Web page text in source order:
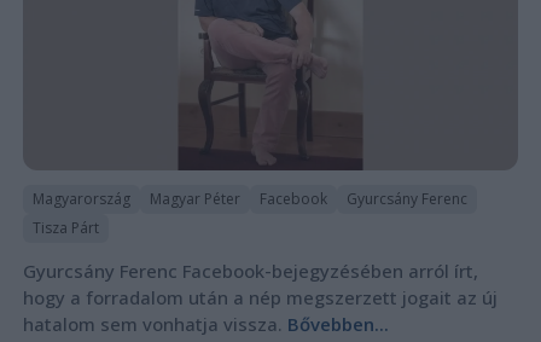
Magyarország Magyar Péter Facebook
Gyurcsány Ferenc
Tisza Párt
Gyurcsány Ferenc Facebook-bejegyzésében arról írt,
hogy a forradalom után a nép megszerzett jogait az új
hatalom sem vonhatja vissza. Bővebben...